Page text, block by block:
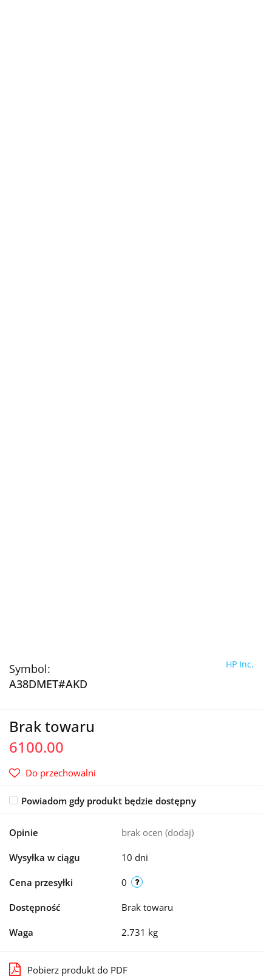
Symbol:
A38DMET#AKD
HP Inc.
Brak towaru
6100.00
Do przechowalni
Powiadom gdy produkt będzie dostępny
Opinie brak ocen (dodaj)
Wysyłka w ciągu 10 dni
Cena przesyłki 0
Dostępność Brak towaru
Waga 2.731 kg
Pobierz produkt do PDF